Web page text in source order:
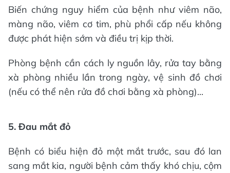
Biến chứng nguy hiểm của bệnh như viêm não,
màng não, viêm cơ tim, phù phổi cấp nếu không
được phát hiện sớm và điều trị kịp thời.
Phòng bệnh cần cách ly nguồn lây, rửa tay bằng
xà phòng nhiều lần trong ngày, vệ sinh đồ chơi
(nếu có thể nên rửa đồ chơi bằng xà phòng)...
5. Đau mắt đỏ
Bệnh có biểu hiện đỏ một mắt trước, sau đó lan
sang mắt kia, người bệnh cảm thấy khó chịu, cộm